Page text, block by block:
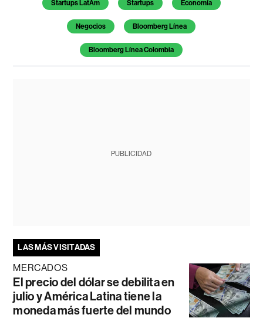
Startups LatAm Startups Economía
Negocios Bloomberg Línea
Bloomberg Línea Colombia
PUBLICIDAD
LAS MÁS VISITADAS
MERCADOS
El precio del dólar se debilita en
julio y América Latina tiene la
moneda más fuerte del mundo